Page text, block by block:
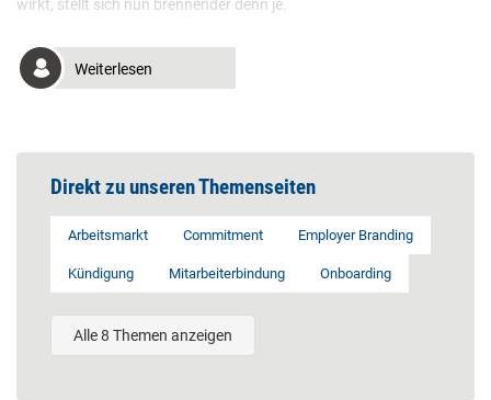
wirkt, stellt sich nun brennender denn je.
Weiterlesen
Direkt zu unseren Themenseiten
Arbeitsmarkt Commitment Employer Branding
Kündigung Mitarbeiterbindung Onboarding
Alle 8 Themen anzeigen